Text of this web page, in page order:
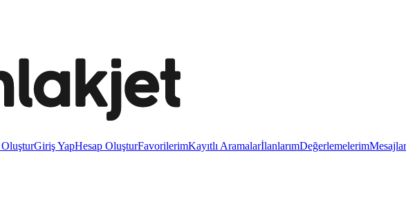
Giriş YapHesap OluşturFavorilerimKayıtlı AramalarİlanlarımDeğerlemelerimMesajlar